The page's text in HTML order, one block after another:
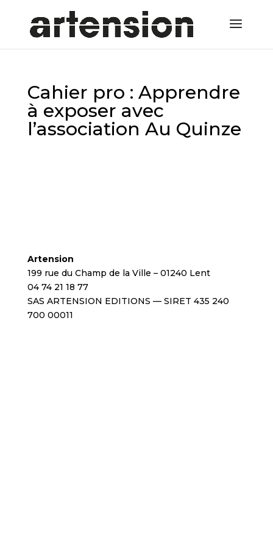
Cahier pro : Apprendre
à exposer avec
l’association Au Quinze
Artension
199 rue du Champ de la Ville – 01240 Lent
04 74 21 18 77
SAS ARTENSION EDITIONS — SIRET 435 240
700 00011